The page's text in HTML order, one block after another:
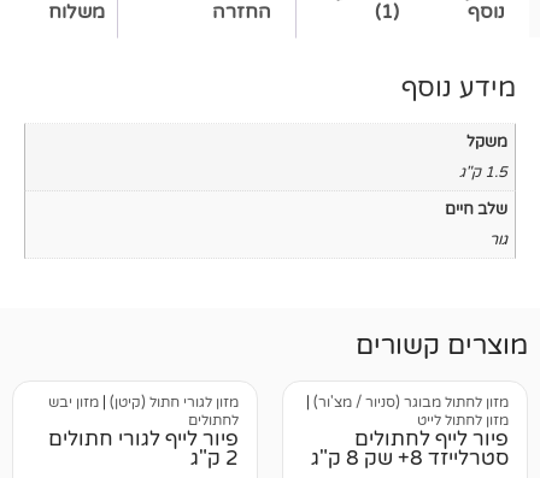
משלוח
החזרה
(סניור / מצ'ור)| מזון לגורי חתול (קיטן) |מזון יבש
פיור לייף לגורי חתולים
2 ק"ג